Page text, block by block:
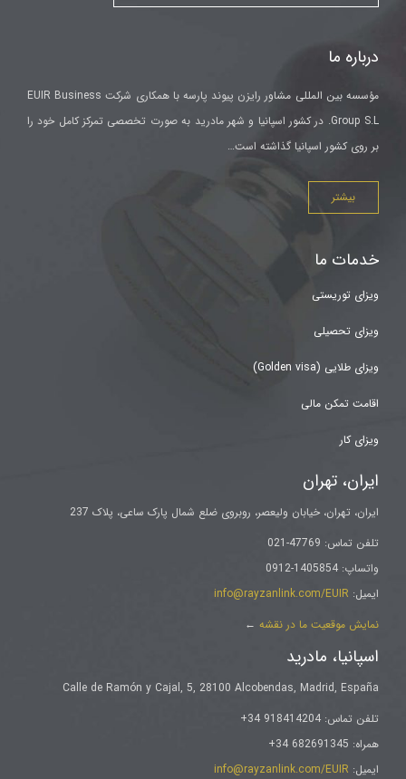
درباره ما
مؤسسه بین المللی مشاور رایزن پیوند پارسه با همکاری شرکت EUIR Business
Group S.L. در کشور اسپانیا و شهر مادرید به صورت تخصصی تمرکز کامل خود را
بر روی کشور اسپانیا گذاشته است…
بیشتر
خدمات ما
ویزای توریستی
ویزای تحصیلی
ویزای طلایی (Golden visa)
اقامت تمکن مالی
ویزای کار
ایران، تهران
ایران، تهران، خیابان ولیعصر، روبروی ضلع شمال پارک ساعی، پلاک 237
تلفن تماس: 47769-021
واتساپ: 1405854-0912
ایمیل: info@rayzanlink.com/EUIR
نمایش موقعیت ما در نقشه ←
اسپانیا، مادرید
Calle de Ramón y Cajal, 5, 28100 Alcobendas, Madrid, España
تلفن تماس: 918414204 34+
همراه: 682691345 34+
ایمیل: info@rayzanlink.com/EUIR